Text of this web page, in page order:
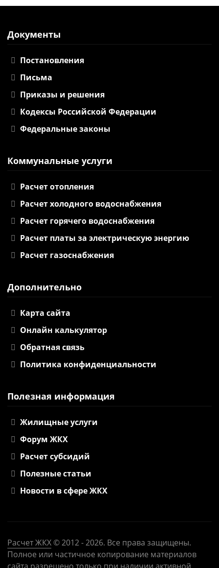
Документы
Постановления
Письма
Приказы и решения
Кодексы Российской Федерации
Федеральные законы
Коммунальные услуги
Расчет отопления
Расчет холодного водоснабжения
Расчет горячего водоснабжения
Расчет платы за электрическую энергию
Расчет газоснабжения
Дополнительно
Карта сайта
Онлайн калькулятор
Обратная связь
Политика конфиденциальности
Полезная информация
Жилищные услуги
Форум ЖКХ
Расчет субсидий
Полезные статьи
Новости в сфере ЖКХ
Расчет ЖКХ ©2012- 2026. Все права защищены.
Полное или частичное копирование материалов